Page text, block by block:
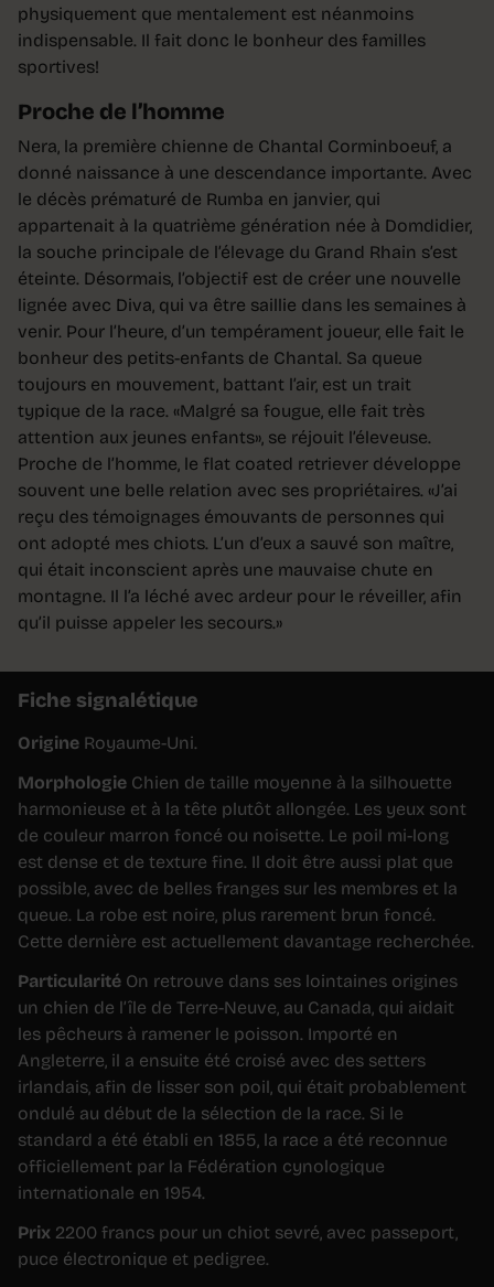
physiquement que mentalement est néanmoins
indispensable. Il fait donc le bonheur des familles
sportives!
Proche de l’homme
Nera, la première chienne de Chantal Corminboeuf, a
donné naissance à une descendance importante. Avec
le décès prématuré de Rumba en janvier, qui
appartenait à la quatrième génération née à Domdidier,
la souche principale de l’élevage du Grand Rhain s’est
éteinte. Désormais, l’objectif est de créer une nouvelle
lignée avec Diva, qui va être saillie dans les semaines à
venir. Pour l’heure, d’un tempérament joueur, elle fait le
bonheur des petits-enfants de Chantal. Sa queue
toujours en mouvement, battant l’air, est un trait
typique de la race. «Malgré sa fougue, elle fait très
attention aux jeunes enfants», se réjouit l’éleveuse.
Proche de l’homme, le flat coated retriever développe
souvent une belle relation avec ses propriétaires. «J’ai
reçu des témoignages émouvants de personnes qui
ont adopté mes chiots. L’un d’eux a sauvé son maître,
qui était inconscient après une mauvaise chute en
montagne. Il l’a léché avec ardeur pour le réveiller, afin
qu’il puisse appeler les secours.»
Fiche signalétique
Origine Royaume-Uni.
Morphologie Chien de taille moyenne à la silhouette
harmonieuse et à la tête plutôt allongée. Les yeux sont
de couleur marron foncé ou noisette. Le poil mi-long
est dense et de texture fine. Il doit être aussi plat que
possible, avec de belles franges sur les membres et la
queue. La robe est noire, plus rarement brun foncé.
Cette dernière est actuellement davantage recherchée.
Particularité On retrouve dans ses lointaines origines
un chien de l’île de Terre-Neuve, au Canada, qui aidait
les pêcheurs à ramener le poisson. Importé en
Angleterre, il a ensuite été croisé avec des setters
irlandais, afin de lisser son poil, qui était probablement
ondulé au début de la sélection de la race. Si le
standard a été établi en 1855, la race a été reconnue
officiellement par la Fédération cynologique
internationale en 1954.
Prix 2200 francs pour un chiot sevré, avec passeport,
puce électronique et pedigree.